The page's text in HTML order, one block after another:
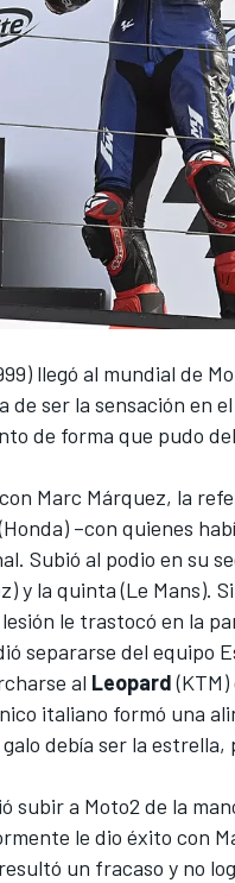
llegó al mundial de
de ser la sensación en
de forma que pudo
Marc Márquez, la
–con quienes
Subió al podio en su
y la quinta (Le Mans).
le trastocó en la
separarse del equipo
al Leopard(KTM)
italiano formó una
debía ser la
subir a Moto2 de la
le dio éxito con
un fracaso y no